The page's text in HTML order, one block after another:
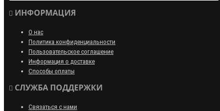
ИНФОРМАЦИЯ
О нас
Политика конфиденциальности
Пользовательское соглашение
Информация о доставке
Способы оплаты
СЛУЖБА ПОДДЕРЖКИ
Связаться с нами